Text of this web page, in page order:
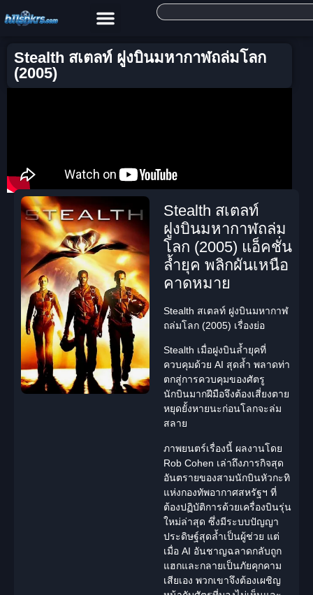
Stealth สเตลท์ ฝูงบินมหากาฬถล่มโลก
(2005)
Stealth สเตลท์
ฝูงบินมหากาฬถล่ม
โลก (2005) แอ็คชั่น
ล้ำยุค พลิกผันเหนือ
คาดหมาย
Stealth สเตลท์ ฝูงบินมหากาฬ
ถล่มโลก (2005) เรื่องย่อ
Stealth เมื่อฝูงบินล้ำยุคที่
ควบคุมด้วย AI สุดล้ำ พลาดท่า
ตกสู่การควบคุมของศัตรู
นักบินมากฝีมือจึงต้องเสี่ยงตาย
หยุดยั้งหายนะก่อนโลกจะล่ม
สลาย
ภาพยนตร์เรื่องนี้ ผลงานโดย
Rob Cohen เล่าถึงภารกิจสุด
อันตรายของสามนักบินหัวกะทิ
แห่งกองทัพอากาศสหรัฐฯ ที่
ต้องปฏิบัติการด้วยเครื่องบินรุ่น
ใหม่ล่าสุด ซึ่งมีระบบปัญญา
ประดิษฐ์สุดล้ำเป็นผู้ช่วย แต่
เมื่อ AI อันชาญฉลาดกลับถูก
แฮกและกลายเป็นภัยคุกคาม
เสียเอง พวกเขาจึงต้องเผชิญ